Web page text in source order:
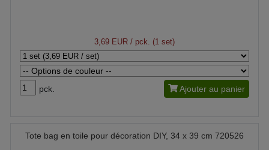
3,69 EUR / pck. (1 set)
pck. Ajouter au panier
Tote bag en toile pour décoration DIY, 34 x 39 cm 720526